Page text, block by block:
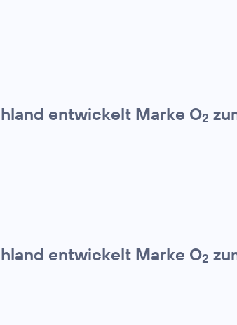
entwickelt Marke O2
entwickelt Marke O2